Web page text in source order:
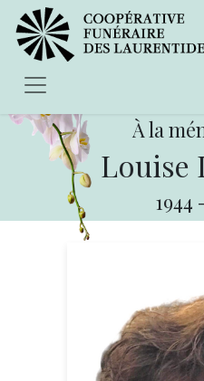
À la
Louise
1944